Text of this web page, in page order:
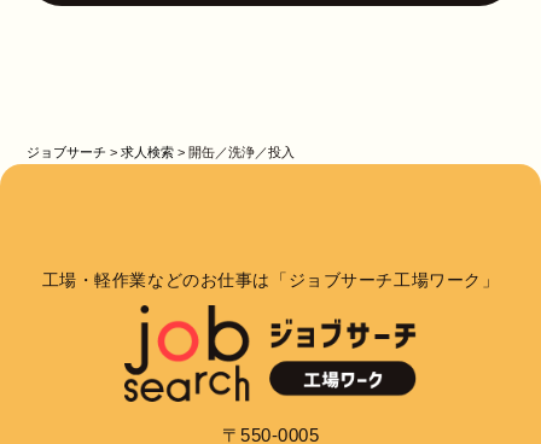
ジョブサーチ >求人検索 >開缶／洗浄／投入
工場・軽作業などのお仕事は「ジョブサーチ工場ワーク」
〒550-0005